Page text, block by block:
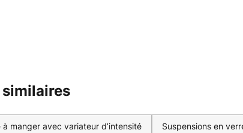
à manger avec variateur d’intensité Suspensions en